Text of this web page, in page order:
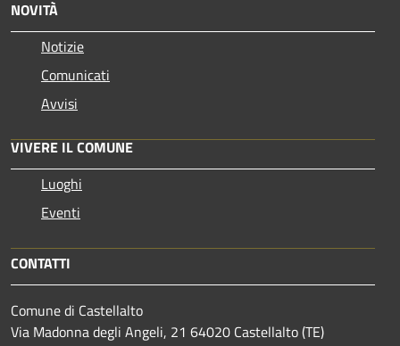
NOVITÀ
Notizie
Comunicati
Avvisi
VIVERE IL COMUNE
Luoghi
Eventi
CONTATTI
Comune di Castellalto
Via Madonna degli Angeli, 21 64020 Castellalto (TE)